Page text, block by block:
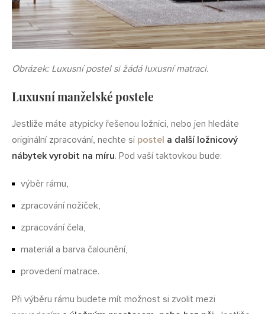
Obrázek: Luxusní postel si žádá luxusní matraci.
Luxusní manželské postele
Jestliže máte atypicky řešenou ložnici, nebo jen hledáte
originální zpracování, nechte si postel a další ložnicový
nábytek vyrobit na míru. Pod vaší taktovkou bude:
výběr rámu,
zpracování nožiček,
zpracování čela,
materiál a barva čalounění,
provedení matrace.
Při výběru rámu budete mít možnost si zvolit mezi